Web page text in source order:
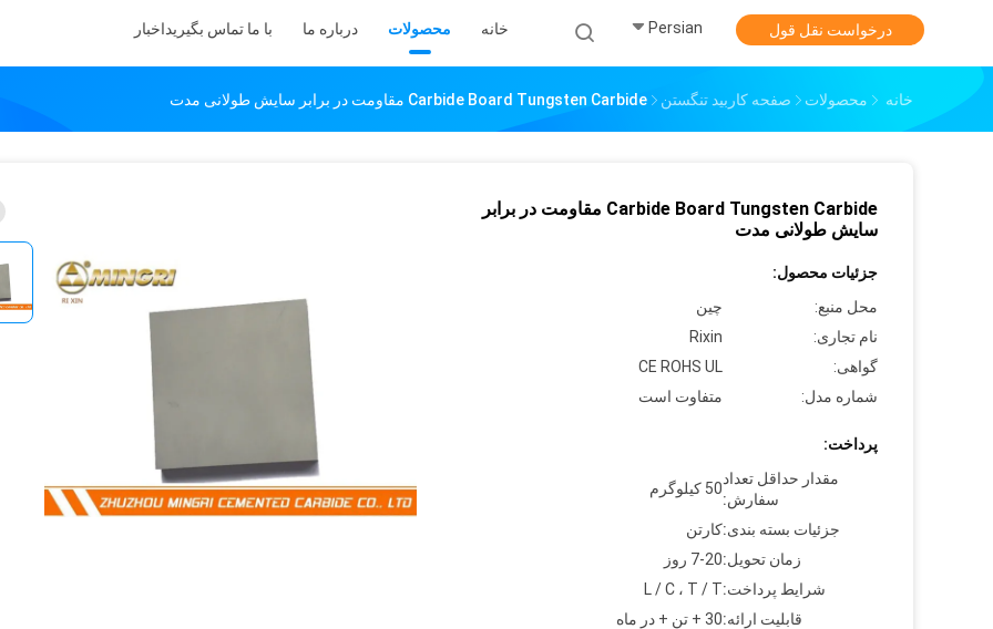
خانه محصولات درباره ما با ما تماس بگیریداخبار Persian درخواست نقل قول
خانه محصولات صفحه کاربید تنگستن Carbide Board Tungsten Carbide مقاومت در برابر سایش طولانی مدت
Carbide Board Tungsten Carbide مقاومت در برابر
سایش طولانی مدت
جزئیات محصول:
محل منبع:
چین
نام تجاری:
Rixin
گواهی:
CE ROHS UL
شماره مدل:
متفاوت است
پرداخت:
مقدار حداقل تعداد
سفارش:
50 کیلوگرم
جزئیات بسته بندی:کارتن
زمان تحویل:7-20 روز
شرایط پرداخت:L / C ، T / T
قابلیت ارائه:30 + تن + در ماه